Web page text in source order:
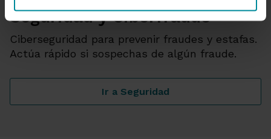
Seguridad y Ciberfraude
Ciberseguridad para prevenir fraudes y estafas.
Actúa rápido si sospechas de algún fraude.
Ir a SeguridadSeguridad y Ciberfraude